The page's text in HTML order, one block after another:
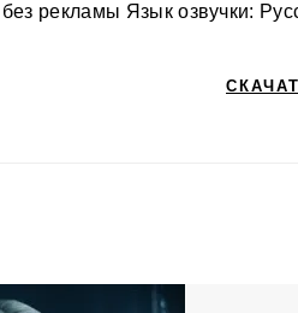
рекламы Язык озвучки: